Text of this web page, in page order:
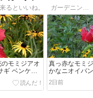
モミジアオ
ギ ベンケイ
抜く
真っ赤なモミ
かなニオイバ
花をバッサリ
2日前